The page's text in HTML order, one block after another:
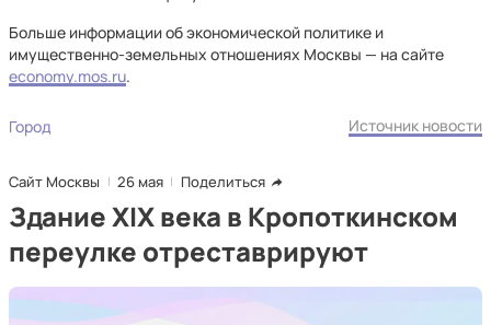
Больше информации об экономической политике и
имущественно-земельных отношениях Москвы — на сайте
economy.mos.ru.
Город Источник новости
Сайт Москвы 26 мая Поделиться
Здание XIX века в Кропоткинском
переулке отреставрируют